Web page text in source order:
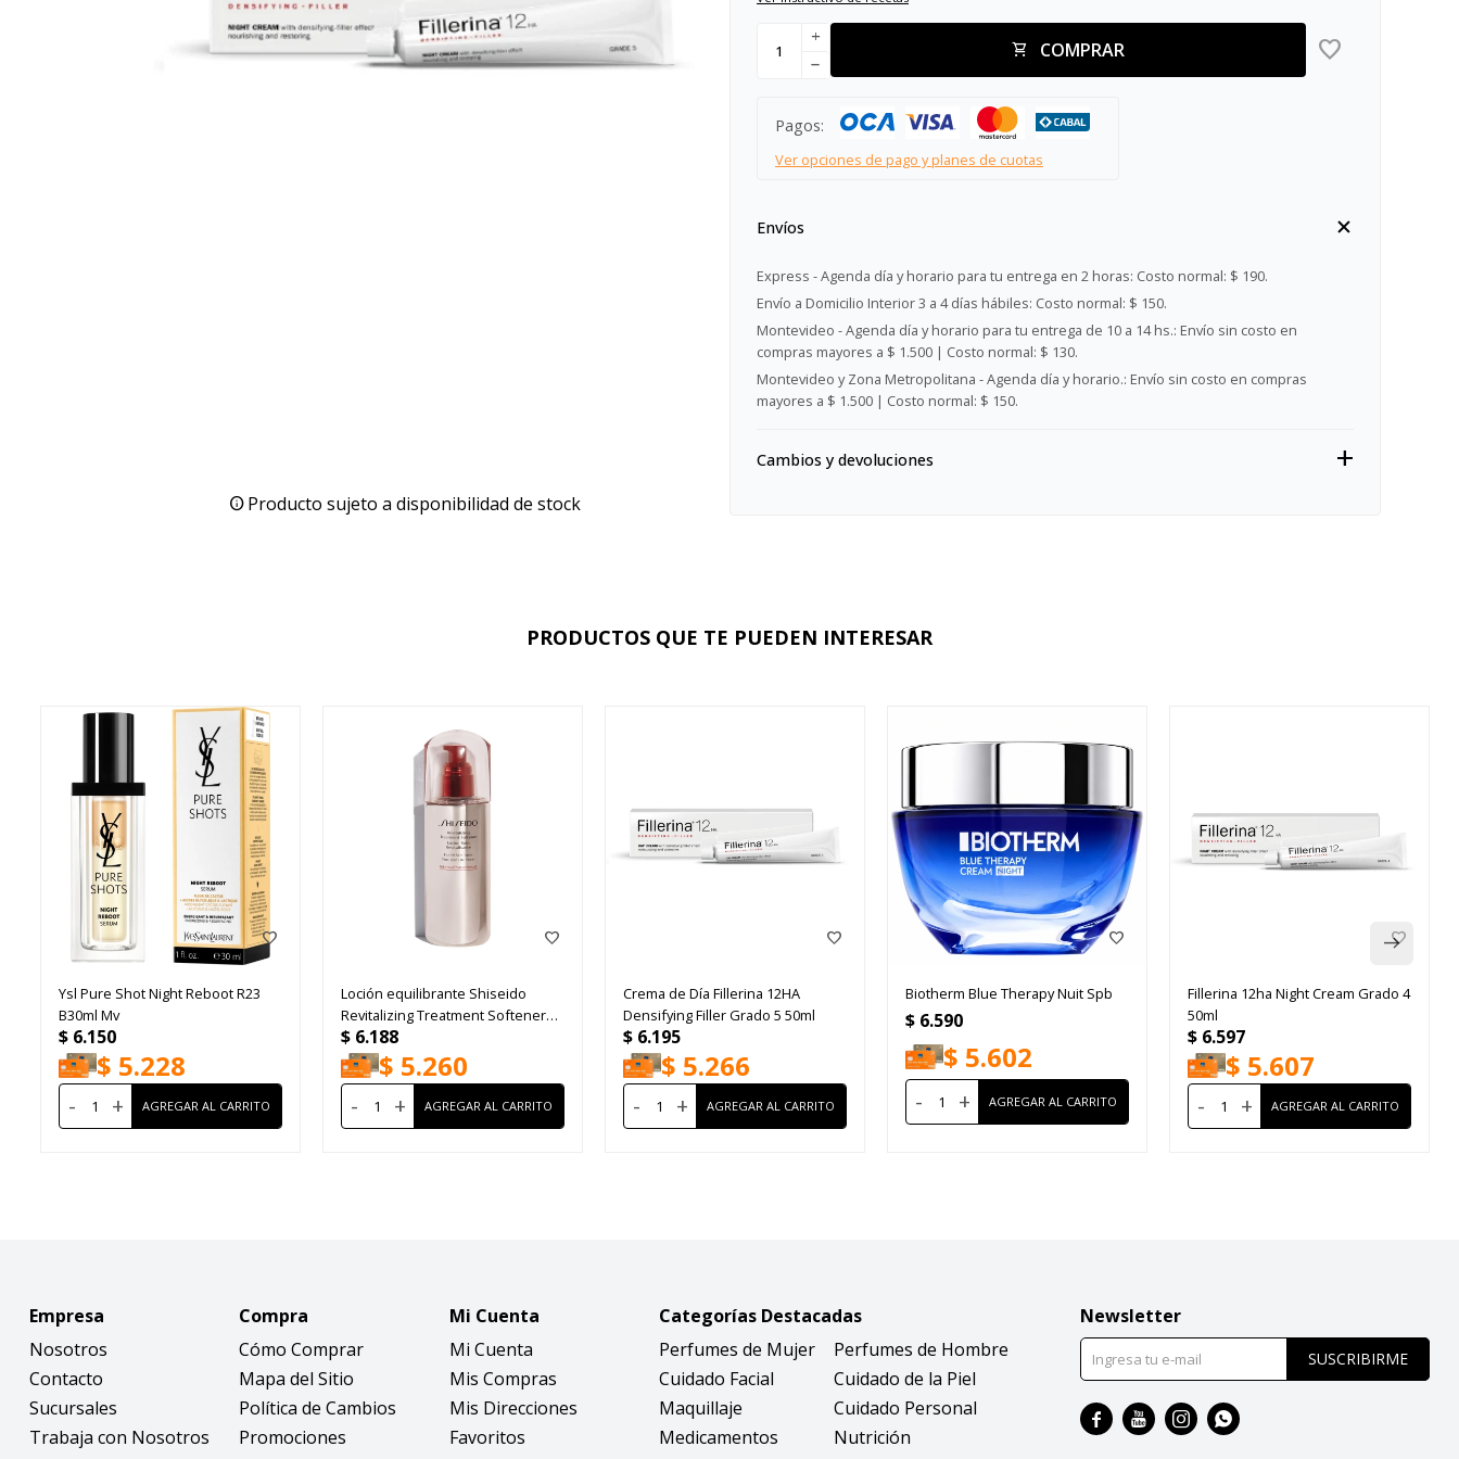
Producto sujeto a disponibilidad de stock
COMPRAR
add
remove
Pagos:
Ver opciones de pago y planes de cuotas
Envíos
Express - Agenda día y horario para tu entrega en 2 horas: Costo normal: $ 190.
Envío a Domicilio Interior 3 a 4 días hábiles: Costo normal: $ 150.
Montevideo - Agenda día y horario para tu entrega de 10 a 14 hs.: Envío sin costo en
compras mayores a $ 1.500 | Costo normal: $ 130.
Montevideo y Zona Metropolitana - Agenda día y horario.: Envío sin costo en compras
mayores a $ 1.500 | Costo normal: $ 150.
Cambios y devoluciones
PRODUCTOS QUE TE PUEDEN INTERESAR
Ysl Pure Shot Night Reboot R23
B30ml Mv
$ 6.150
$ 5.228
- +
Loción equilibrante Shiseido
Revitalizing Treatment Softener
150ml
$ 6.188
$ 5.260
- +
Crema de Día Fillerina 12HA
Densifying Filler Grado 5 50ml
$ 6.195
$ 5.266
- +
Biotherm Blue Therapy Nuit Spb
$ 6.590
$ 5.602
- +
Fillerina 12ha Night Cream Grado 4
50ml
$ 6.597
$ 5.607
- +
Empresa
Nosotros
Contacto
Sucursales
Trabaja con Nosotros
Compra
Cómo Comprar
Mapa del Sitio
Política de Cambios
Promociones
Mi Cuenta
Mi Cuenta
Mis Compras
Mis Direcciones
Favoritos
Categorías Destacadas
Perfumes de Mujer
Perfumes de Hombre
Cuidado Facial
Cuidado de la Piel
Maquillaje
Cuidado Personal
Medicamentos
Nutrición
Newsletter
SUSCRIBIRME
   